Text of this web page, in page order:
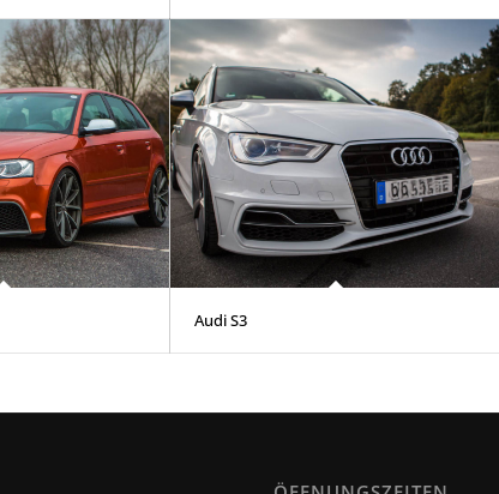
Audi S3